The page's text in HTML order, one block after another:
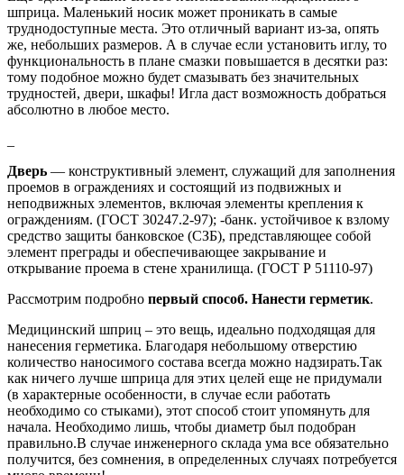
шприца. Маленький носик может проникать в самые
труднодоступные места. Это отличный вариант из-за, опять
же, небольших размеров. А в случае если установить иглу, то
функциональность в плане смазки повышается в десятки раз:
тому подобное можно будет смазывать без значительных
трудностей, двери, шкафы! Игла даст возможность добраться
абсолютно в любое место.
Дверь — конструктивный элемент, служащий для заполнения
проемов в ограждениях и состоящий из подвижных и
неподвижных элементов, включая элементы крепления к
ограждениям. (ГОСТ 30247.2-97); -банк. устойчивое к взлому
средство защиты банковское (СЗБ), представляющее собой
элемент преграды и обеспечивающее закрывание и
открывание проема в стене хранилища. (ГОСТ Р 51110-97)
Рассмотрим подробно первый способ. Нанести герметик.
Медицинский шприц – это вещь, идеально подходящая для
нанесения герметика. Благодаря небольшому отверстию
количество наносимого состава всегда можно надзирать.Так
как ничего лучше шприца для этих целей еще не придумали
(в характерные особенности, в случае если работать
необходимо со стыками), этот способ стоит упомянуть для
начала. Необходимо лишь, чтобы диаметр был подобран
правильно.В случае инженерного склада ума все обязательно
получится, без сомнения, в определенных случаях потребуется